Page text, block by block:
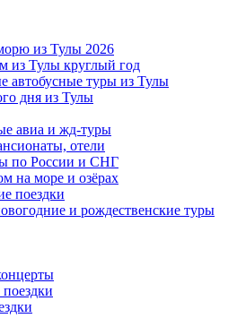
из Тулы 2026
из Тулы круглый год
автобусные туры из Тулы
дня из Тулы
авиа и жд-туры
отели
по России и СНГ
на море и озёрах
поездки
и рождественские туры